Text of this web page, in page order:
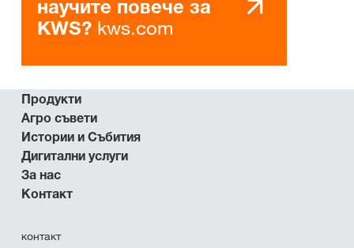
научите повече за
KWS? kws.com
Продукти
Агро съвети
Истории и Събития
Дигитални услуги
За нас
Контакт
контакт